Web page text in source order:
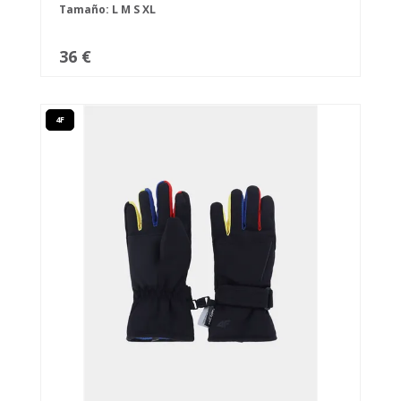
Tamaño: L M SXL
36 €
4F